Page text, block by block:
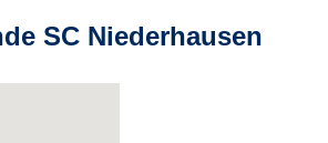
SC Niederhausen